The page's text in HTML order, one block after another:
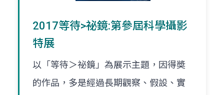
2017等待>祕鏡:第參屆科學攝影
特展
以「等待＞祕鏡」為展示主題，因得奬
的作品，多是經過長期觀察、假設、實